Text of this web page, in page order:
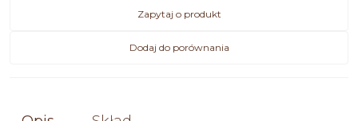
Zapytaj o produkt
Dodaj do porównania